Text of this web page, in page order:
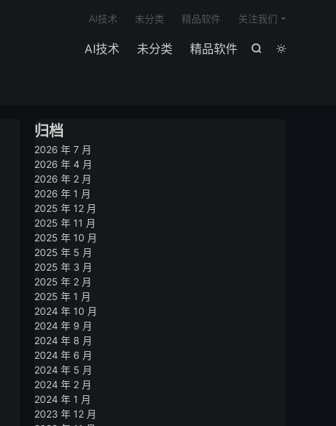


AI技术 未分类 精品软件
AI技术 未分类 精品软件 关注我们
归档
2026 年 7 月
2026 年 4 月
2026 年 2 月
2026 年 1 月
2025 年 12 月
2025 年 11 月
2025 年 10 月
2025 年 5 月
2025 年 3 月
2025 年 2 月
2025 年 1 月
2024 年 10 月
2024 年 9 月
2024 年 8 月
2024 年 6 月
2024 年 5 月
2024 年 2 月
2024 年 1 月
2023 年 12 月